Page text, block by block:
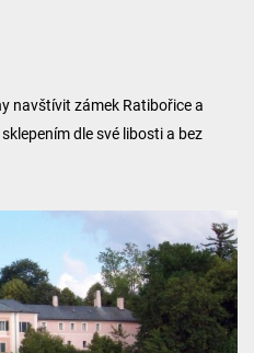
navštívit zámek Ratibořice a
dle své libosti a bez